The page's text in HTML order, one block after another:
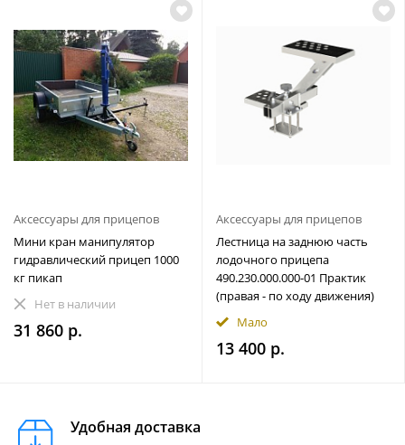
Аксессуары для прицепов
Мини кран манипулятор
гидравлический прицеп 1000
кг пикап
Нет в наличии
31 860 р.
Аксессуары для прицепов
Лестница на заднюю часть
лодочного прицепа
490.230.000.000-01 Практик
(правая - по ходу движения)
Мало
13 400 р.
Удобная доставка